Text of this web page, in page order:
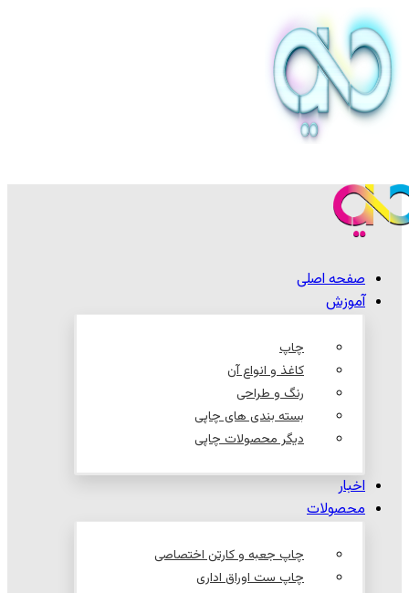
صفحه اصلی
آموزش
چاپ
کاغذ و انواع آن
رنگ و طراحی
بسته بندی های چاپی
دیگر محصولات چاپی
اخبار
محصولات
چاپ جعبه و کارتن اختصاصی
چاپ ست اوراق اداری